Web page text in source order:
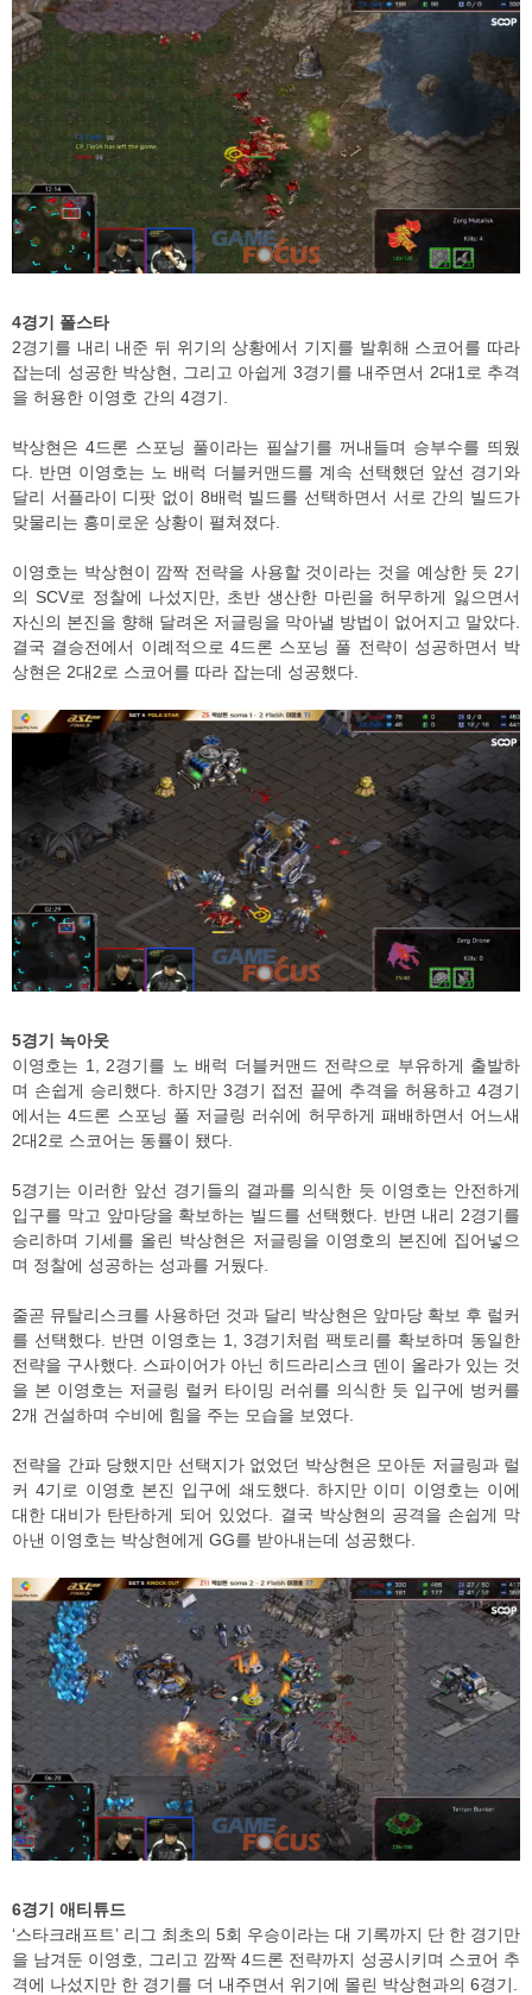
4경기 폴스타
2경기를 내리 내준 뒤 위기의 상황에서 기지를 발휘해 스코어를 따라
잡는데 성공한 박상현, 그리고 아쉽게 3경기를 내주면서 2대1로 추격
을 허용한 이영호 간의 4경기.
박상현은 4드론 스포닝 풀이라는 필살기를 꺼내들며 승부수를 띄웠
다. 반면 이영호는 노 배럭 더블커맨드를 계속 선택했던 앞선 경기와
달리 서플라이 디팟 없이 8배럭 빌드를 선택하면서 서로 간의 빌드가
맞물리는 흥미로운 상황이 펼쳐졌다.
이영호는 박상현이 깜짝 전략을 사용할 것이라는 것을 예상한 듯 2기
의 SCV로 정찰에 나섰지만, 초반 생산한 마린을 허무하게 잃으면서
자신의 본진을 향해 달려온 저글링을 막아낼 방법이 없어지고 말았다.
결국 결승전에서 이례적으로 4드론 스포닝 풀 전략이 성공하면서 박
상현은 2대2로 스코어를 따라 잡는데 성공했다.
5경기 녹아웃
이영호는 1, 2경기를 노 배럭 더블커맨드 전략으로 부유하게 출발하
며 손쉽게 승리했다. 하지만 3경기 접전 끝에 추격을 허용하고 4경기
에서는 4드론 스포닝 풀 저글링 러쉬에 허무하게 패배하면서 어느새
2대2로 스코어는 동률이 됐다.
5경기는 이러한 앞선 경기들의 결과를 의식한 듯 이영호는 안전하게
입구를 막고 앞마당을 확보하는 빌드를 선택했다. 반면 내리 2경기를
승리하며 기세를 올린 박상현은 저글링을 이영호의 본진에 집어넣으
며 정찰에 성공하는 성과를 거뒀다.
줄곧 뮤탈리스크를 사용하던 것과 달리 박상현은 앞마당 확보 후 럴커
를 선택했다. 반면 이영호는 1, 3경기처럼 팩토리를 확보하며 동일한
전략을 구사했다. 스파이어가 아닌 히드라리스크 덴이 올라가 있는 것
을 본 이영호는 저글링 럴커 타이밍 러쉬를 의식한 듯 입구에 벙커를
2개 건설하며 수비에 힘을 주는 모습을 보였다.
전략을 간파 당했지만 선택지가 없었던 박상현은 모아둔 저글링과 럴
커 4기로 이영호 본진 입구에 쇄도했다. 하지만 이미 이영호는 이에
대한 대비가 탄탄하게 되어 있었다. 결국 박상현의 공격을 손쉽게 막
아낸 이영호는 박상현에게 GG를 받아내는데 성공했다.
6경기 애티튜드
‘스타크래프트’ 리그 최초의 5회 우승이라는 대 기록까지 단 한 경기만
을 남겨둔 이영호, 그리고 깜짝 4드론 전략까지 성공시키며 스코어 추
격에 나섰지만 한 경기를 더 내주면서 위기에 몰린 박상현과의 6경기.